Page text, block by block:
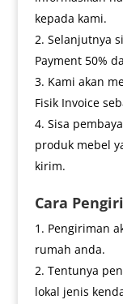
kepada kami.
Selanjutnya
Payment 50%
Kami akan
Fisik Invoice
Sisa
produk mebel
kirim.
Cara
Pengiriman
rumah anda.
Tentunya
lokal jenis